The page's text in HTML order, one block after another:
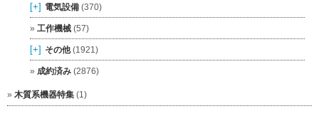
[+] 電気設備 (370)
工作機械 (57)
[+] その他(1921)
成約済み (2876)
木質系機器特集 (1)